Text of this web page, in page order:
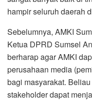
hampir seluruh daerah
Sebelumnya, AMKI
Ketua DPRD Sumsel
berharap agar AMKI
perusahaan media
bagi masyarakat.
stakeholder dapat